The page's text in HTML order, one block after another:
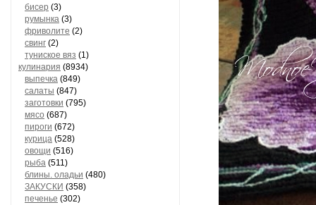
бисер (3)
румынка (3)
фриволите (2)
свинг (2)
туниское вяз (1)
кулинария (8934)
выпечка (849)
салаты (847)
заготовки (795)
мясо (687)
пироги (672)
курица (528)
овощи (516)
рыба (511)
блины. оладьи (480)
ЗАКУСКИ (358)
печенье (302)